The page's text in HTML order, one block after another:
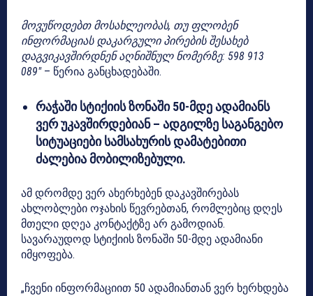
მოვუწოდებთ მოსახლეობას, თუ ფლობენ
ინფორმაციას დაკარგული პირების შესახებ
დაგვიკავშირდნენ აღნიშნულ ნომერზე: 598 913
089″– წერია განცხადებაში.
რაჭაში სტიქიის ზონაში 50-მდე ადამიანს
ვერ უკავშირდებიან – ადგილზე საგანგებო
სიტუაციები სამსახურის დამატებითი
ძალებია მობილიზებული.
ამ დრომდე ვერ ახერხებენ დაკავშირებას
ახლობლები ოჯახის წევრებთან, რომლებიც დღეს
მთელი დღეა კონტაქტზე არ გამოდიან.
სავარაუდოდ სტიქიის ზონაში 50-მდე ადამიანი
იმყოფება.
„ჩვენი ინფორმაციით 50 ადამიანთან ვერ ხერხდება